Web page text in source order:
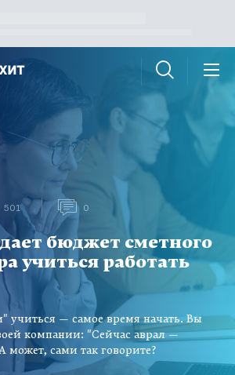
501 0
бюджет сметного
учиться работать
учиться — самое время начать. Вы
компании: "Сейчас аврал —
может, сами так говорите?